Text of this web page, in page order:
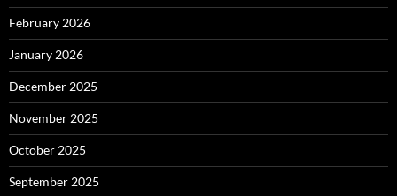
February 2026
January 2026
December 2025
November 2025
October 2025
September 2025